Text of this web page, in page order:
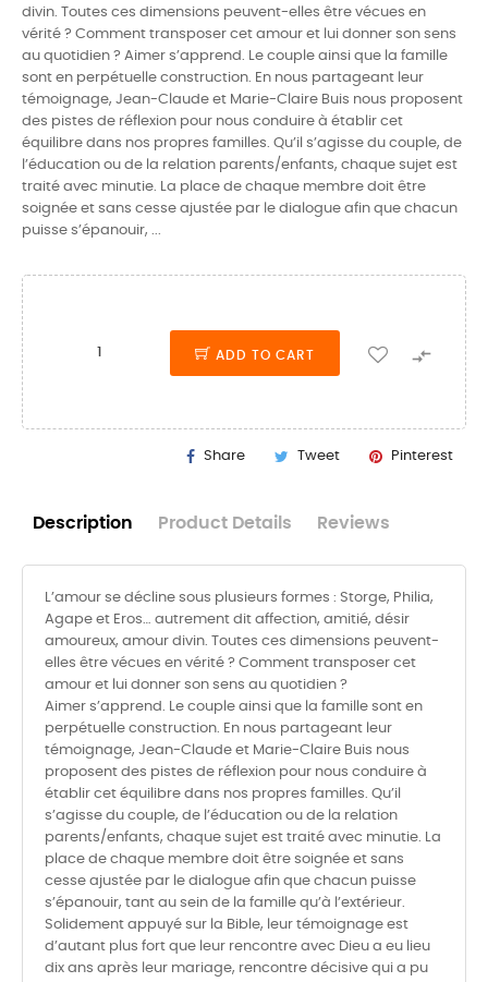
divin. Toutes ces dimensions peuvent-elles être vécues en
vérité ? Comment transposer cet amour et lui donner son sens
au quotidien ? Aimer s’apprend. Le couple ainsi que la famille
sont en perpétuelle construction. En nous partageant leur
témoignage, Jean-Claude et Marie-Claire Buis nous proposent
des pistes de réflexion pour nous conduire à établir cet
équilibre dans nos propres familles. Qu’il s’agisse du couple, de
l’éducation ou de la relation parents/enfants, chaque sujet est
traité avec minutie. La place de chaque membre doit être
soignée et sans cesse ajustée par le dialogue afin que chacun
puisse s’épanouir, ...
ADD TO CART 
Share Tweet Pinterest
Description Product Details Reviews
L’amour se décline sous plusieurs formes : Storge, Philia,
Agape et Eros… autrement dit affection, amitié, désir
amoureux, amour divin. Toutes ces dimensions peuvent-
elles être vécues en vérité ? Comment transposer cet
amour et lui donner son sens au quotidien ?
Aimer s’apprend. Le couple ainsi que la famille sont en
perpétuelle construction. En nous partageant leur
témoignage, Jean-Claude et Marie-Claire Buis nous
proposent des pistes de réflexion pour nous conduire à
établir cet équilibre dans nos propres familles. Qu’il
s’agisse du couple, de l’éducation ou de la relation
parents/enfants, chaque sujet est traité avec minutie. La
place de chaque membre doit être soignée et sans
cesse ajustée par le dialogue afin que chacun puisse
s’épanouir, tant au sein de la famille qu’à l’extérieur.
Solidement appuyé sur la Bible, leur témoignage est
d’autant plus fort que leur rencontre avec Dieu a eu lieu
dix ans après leur mariage, rencontre décisive qui a pu